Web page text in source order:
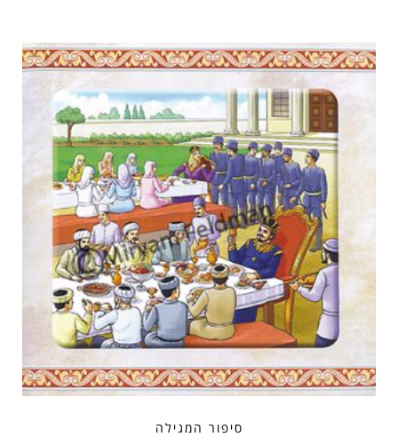
סיפור המגילה